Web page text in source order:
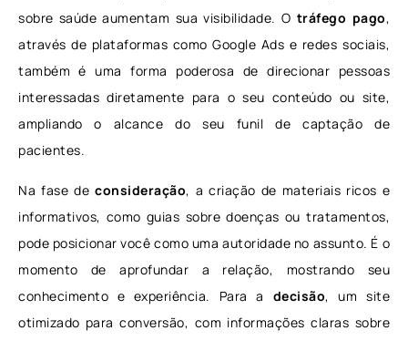
sobre saúde aumentam sua visibilidade. O tráfego pago,
através de plataformas como Google Ads e redes sociais,
também é uma forma poderosa de direcionar pessoas
interessadas diretamente para o seu conteúdo ou site,
ampliando o alcance do seu funil de captação de
pacientes.
Na fase de consideração, a criação de materiais ricos e
informativos, como guias sobre doenças ou tratamentos,
pode posicionar você como uma autoridade no assunto. É o
momento de aprofundar a relação, mostrando seu
conhecimento e experiência. Para a decisão, um site
otimizado para conversão, com informações claras sobre